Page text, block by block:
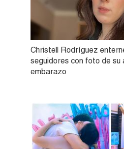
Christell Rodríguez
seguidores con foto de su
embarazo